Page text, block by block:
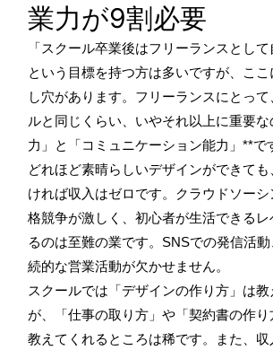
業力が9割必要
「スクール卒業後はフリーランスとして
という目標を持つ方は多いですが、ここ
し穴があります。フリーランスにとっ
ルと同じくらい、いやそれ以上に重要
力」と「コミュニケーション能力」**で
どれほど素晴らしいデザインができて
ければ収入はゼロです。クラウドソー
格競争が激しく、初心者が生活できる
るのは至難の業です。SNSでの発信活
続的な営業活動が欠かせません。
スクールでは「デザインの作り方」は
が、「仕事の取り方」や「契約書の作り
教えてくれるところは稀です。また、収